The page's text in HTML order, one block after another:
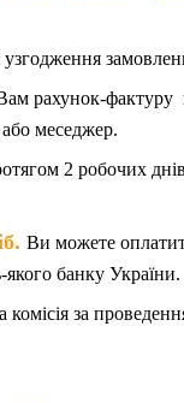
рахунок-фактуру
меседжер.
2 робочих
. Ви можете
якого банку України.
за